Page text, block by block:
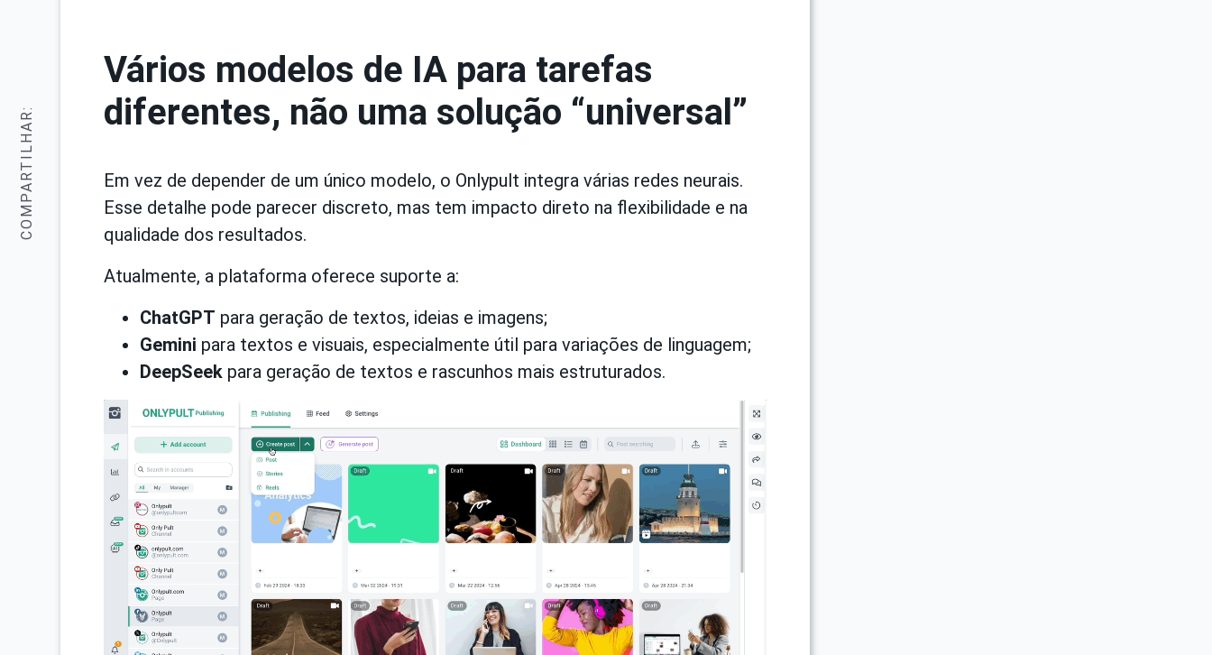
COMPARTILHAR:
Vários modelos de IA para tarefas
diferentes, não uma solução “universal”
Em vez de depender de um único modelo, o Onlypult integra várias redes neurais.
Esse detalhe pode parecer discreto, mas tem impacto direto na flexibilidade e na
qualidade dos resultados.
Atualmente, a plataforma oferece suporte a:
ChatGPT para geração de textos, ideias e imagens;
Gemini para textos e visuais, especialmente útil para variações de linguagem;
DeepSeek para geração de textos e rascunhos mais estruturados.